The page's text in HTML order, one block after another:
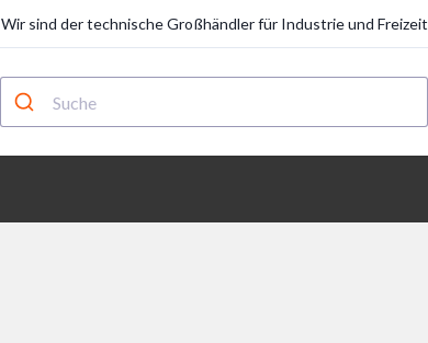
Wir sind der technische Großhändler für Industrie und Freizeit